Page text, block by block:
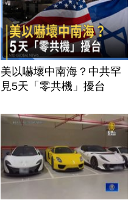
美以嚇壞中南海？中共罕
見5天「零共機」擾台